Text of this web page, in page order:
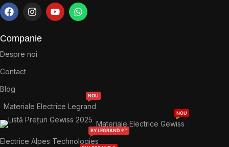
Companie
Despre noi
Contact
Blog
Materiale Electrice Legrand
NOU
Materiale Electrice Gewiss
NOU
Electrice Alpes Technologies
BY LEGRAND ®™